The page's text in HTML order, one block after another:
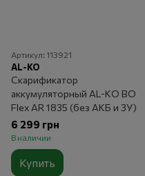
Артикул: 113921
AL-KO
Скарификатор
аккумуляторный AL-KO BO
Flex AR 1835 (без АКБ и ЗУ)
6 299 грн
В наличии
Купить